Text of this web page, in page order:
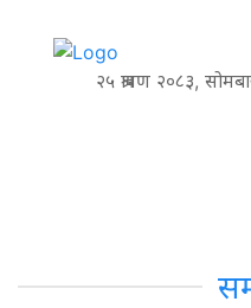
२५ श्रावण २०८३,